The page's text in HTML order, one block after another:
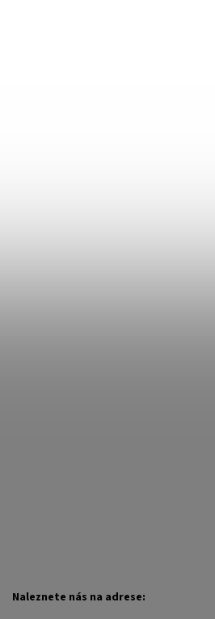
Naleznete nás na adrese: